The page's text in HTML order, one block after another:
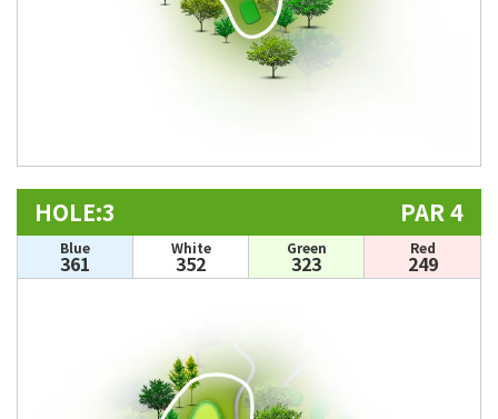
HOLE:3 PAR 4
Blue
361
White
352
Green
323
Red
249